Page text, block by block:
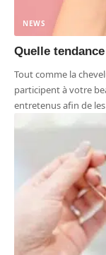
NEWS
Quelle
Tout comme la
participent à votre
entretenus afin de